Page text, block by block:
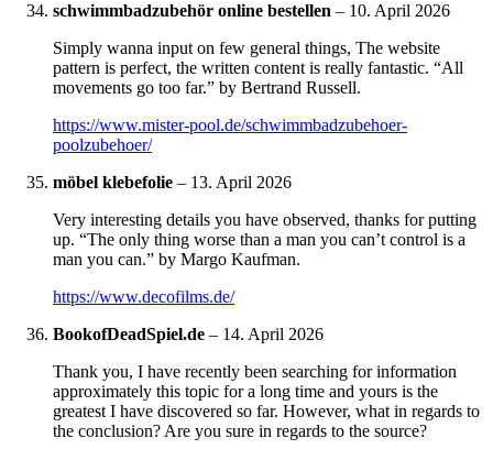
schwimmbadzubehör online bestellen – 10. April 2026
Simply wanna input on few general things, The website
pattern is perfect, the written content is really fantastic. “All
movements go too far.” by Bertrand Russell.
https://www.mister-pool.de/schwimmbadzubehoer-
poolzubehoer/
möbel klebefolie – 13. April 2026
Very interesting details you have observed, thanks for putting
up. “The only thing worse than a man you can’t control is a
man you can.” by Margo Kaufman.
https://www.decofilms.de/
BookofDeadSpiel.de – 14. April 2026
Thank you, I have recently been searching for information
approximately this topic for a long time and yours is the
greatest I have discovered so far. However, what in regards to
the conclusion? Are you sure in regards to the source?